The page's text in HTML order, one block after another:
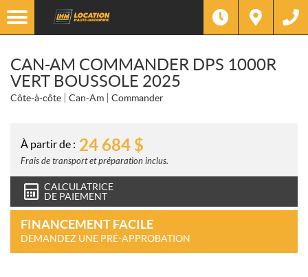
CAN-AM COMMANDER DPS 1000R
VERT BOUSSOLE 2025
Côte-à-côte Can-Am Commander
À partir de : 24 684 $
Frais de transport et préparation inclus.
CALCULATRICE
DE PAIEMENT
FINANCEMENT FACILE
DEMANDEZ UNE PRÉ-APPROBATION